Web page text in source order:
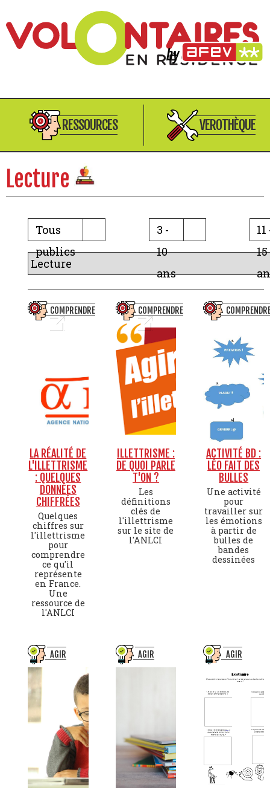
RESSOURCES VEROTHÈQUE
Lecture
Tous
publics
3 -
10
ans
11
15
COMPRENDRE
LA RÉALITÉ DE
L'ILLETTRISME
: QUELQUES
DONNÉES
CHIFFRÉES
Quelques
chiffres sur
l'illettrisme
pour
comprendre
ce qu'il
représente
en France.
Une
ressource de
l'ANLCI
COMPRENDRE
ILLETTRISME :
DE QUOI PARLE
T'ON ?
Les
définitions
clés de
l'illettrisme
sur le site de
l'ANLCI
ACTIVITÉ BD :
LÉO FAIT DES
BULLES
Une activité
pour
travailler sur
les émotions
à partir de
bulles de
bandes
dessinées
AGIR AGIR AGIR